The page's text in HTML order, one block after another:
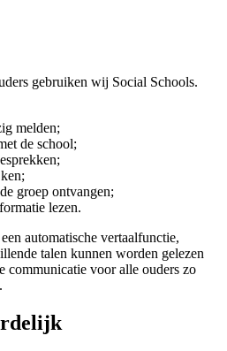
gebruiken wij Social Schools.
melden;
de school;
groep ontvangen;
lezen.
automatische vertaalfunctie,
talen kunnen worden gelezen
communicatie voor alle ouders zo